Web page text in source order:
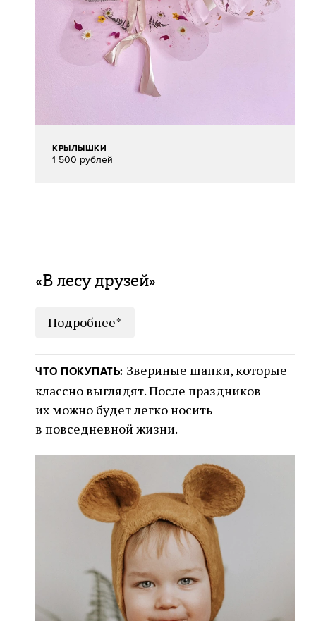
КРЫЛЫШКИ
1 500 рублей
«В лесу друзей»
Подробнее*
ЧТО ПОКУПАТЬ: Звериные шапки, которые
классно выглядят. После праздников
их можно будет легко носить
в повседневной жизни.